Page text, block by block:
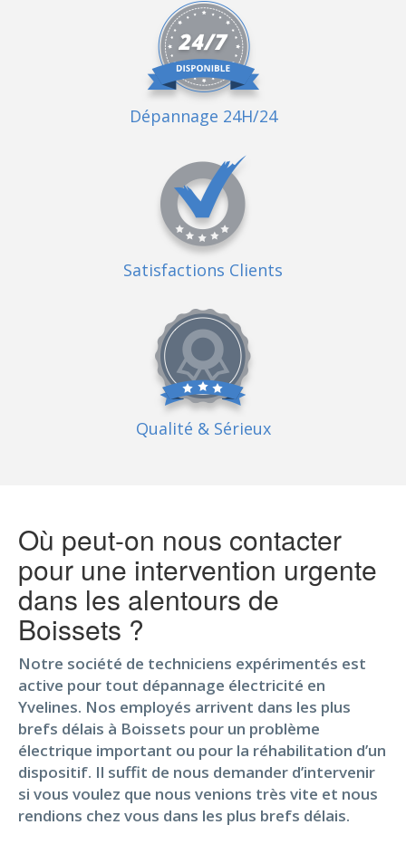
Dépannage 24H/24
Satisfactions Clients
Qualité & Sérieux
Où peut-on nous contacter
pour une intervention urgente
dans les alentours de
Boissets ?
Notre société de techniciens expérimentés est
active pour tout dépannage électricité en
Yvelines. Nos employés arrivent dans les plus
brefs délais à Boissets pour un problème
électrique important ou pour la réhabilitation d’un
dispositif. Il suffit de nous demander d’intervenir
si vous voulez que nous venions très vite et nous
rendions chez vous dans les plus brefs délais.